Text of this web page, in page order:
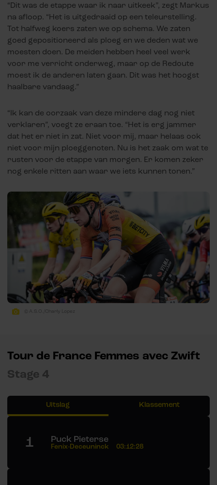
“Dit was de etappe waar ik naar uitkeek”, zegt Markus
na afloop. “Het is uitgedraaid op een teleurstelling.
Tot halfweg koers zaten we op schema. We zaten
goed gepositioneerd als ploeg en we deden wat we
moesten doen. De meiden hebben heel veel werk
voor me verricht onderweg, maar op de Redoute
moest ik de anderen laten gaan. Dit was het hoogst
haalbare vandaag.”
“Ik kan de oorzaak van deze mindere dag nog niet
verklaren”, voegt ze eraan toe. “Het is erg jammer
dat het er niet in zat. Niet voor mij, maar helaas ook
niet voor mijn ploeggenoten. Nu is het zaak om wat te
rusten voor de etappe van morgen. Er komen zeker
nog enkele ritten aan waar we iets kunnen tonen.”
© A.S.O./Charly Lopez
Tour de France Femmes avec Zwift
Stage 4
Uitslag Klassement
1 Puck Pieterse
Fenix-Deceuninck 03:12:28